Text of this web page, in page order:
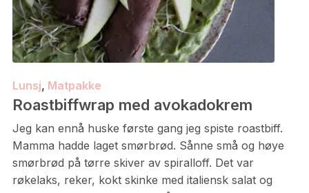
Lunsj, Matpakke
Roastbiffwrap med avokadokrem
Jeg kan ennå huske første gang jeg spiste roastbiff.
Mamma hadde laget smørbrød. Sånne små og høye
smørbrød på tørre skiver av spiralloff. Det var
røkelaks, reker, kokt skinke med italiensk salat og